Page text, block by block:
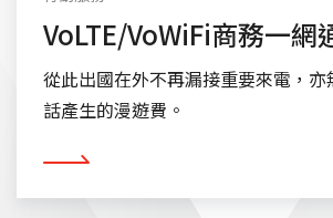
VoLTE/VoWiFi商務一網
從此出國在外不再漏接重要來電，亦
話產生的漫遊費。
看更多